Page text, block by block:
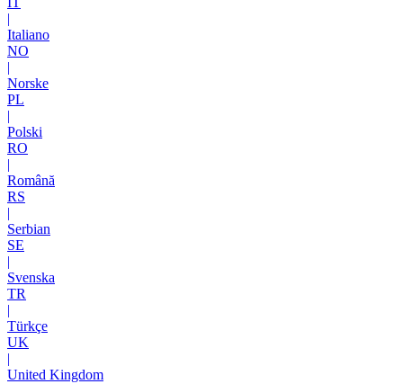
|
Italiano
NO
|
Norske
PL
|
Polski
RO
|
Română
RS
|
Serbian
SE
|
Svenska
TR
|
Türkçe
UK
|
United Kingdom